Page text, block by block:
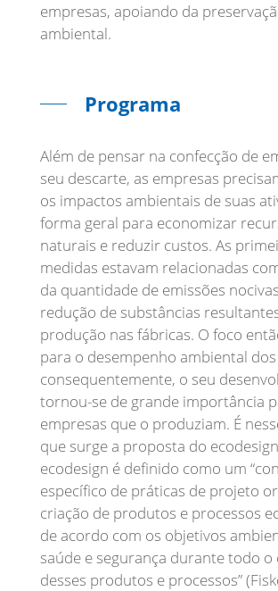
empresas, apoiando da
ambiental.
Programa
Além de pensar na confecção de
seu descarte, as empresas
os impactos ambientais de suas
forma geral para economizar
naturais e reduzir custos. As
medidas estavam relacionadas
da quantidade de emissões
redução de substâncias
produção nas fábricas. O foco
para o desempenho ambiental
consequentemente, o seu
tornou-se de grande importância
empresas que o produziam. É
que surge a proposta do
ecodesign é definido como um
específico de práticas de projeto
criação de produtos e processos
de acordo com os objetivos
saúde e segurança durante todo o
desses produtos e processos”